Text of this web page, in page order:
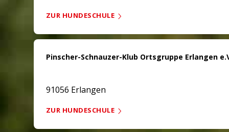
ZUR HUNDESCHULE
Pinscher-Schnauzer-Klub Ortsgruppe Erlangen
91056 Erlangen
ZUR HUNDESCHULE